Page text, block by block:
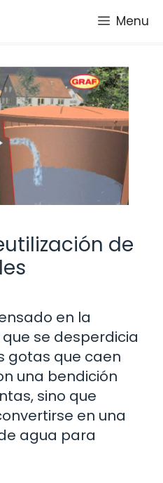
Menu
de
en la
se desperdicia
gotas que caen
una bendición
sino que
en una
agua para